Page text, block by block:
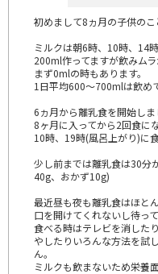
初めまして8ヵ月の子供のこ
ミルクは朝6時、10時、14
200ml作ってますが飲みム
まず0mlの時もあります。
1日平均600～700mlは飲めて
6ヵ月から離乳食を開始しま
8ヶ月に入ってから2回食に
10時、19時(風呂上がり)に
少し前までは離乳食は30分
40g、おかず10g)
最近昼も夜も離乳食はほと
口を開けてくれないし待っ
食べる時はテレビを消した
やしたりいろんな方法を試
ん。
ミルクも飲まないため栄養